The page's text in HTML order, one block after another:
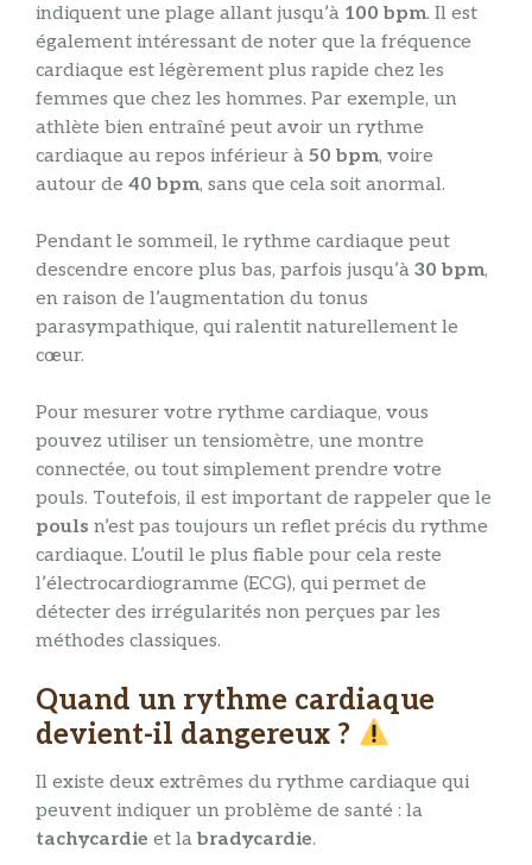
indiquent une plage allant jusqu’à 100 bpm. Il est
également intéressant de noter que la fréquence
cardiaque est légèrement plus rapide chez les
femmes que chez les hommes. Par exemple, un
athlète bien entraîné peut avoir un rythme
cardiaque au repos inférieur à 50 bpm, voire
autour de 40 bpm, sans que cela soit anormal.
Pendant le sommeil, le rythme cardiaque peut
descendre encore plus bas, parfois jusqu’à 30 bpm,
en raison de l’augmentation du tonus
parasympathique, qui ralentit naturellement le
cœur.
Pour mesurer votre rythme cardiaque, vous
pouvez utiliser un tensiomètre, une montre
connectée, ou tout simplement prendre votre
pouls. Toutefois, il est important de rappeler que le
pouls n’est pas toujours un reflet précis du rythme
cardiaque. L’outil le plus fiable pour cela reste
l’électrocardiogramme (ECG), qui permet de
détecter des irrégularités non perçues par les
méthodes classiques.
Quand un rythme cardiaque
devient-il dangereux ?
Il existe deux extrêmes du rythme cardiaque qui
peuvent indiquer un problème de santé : la
tachycardie et labradycardie.